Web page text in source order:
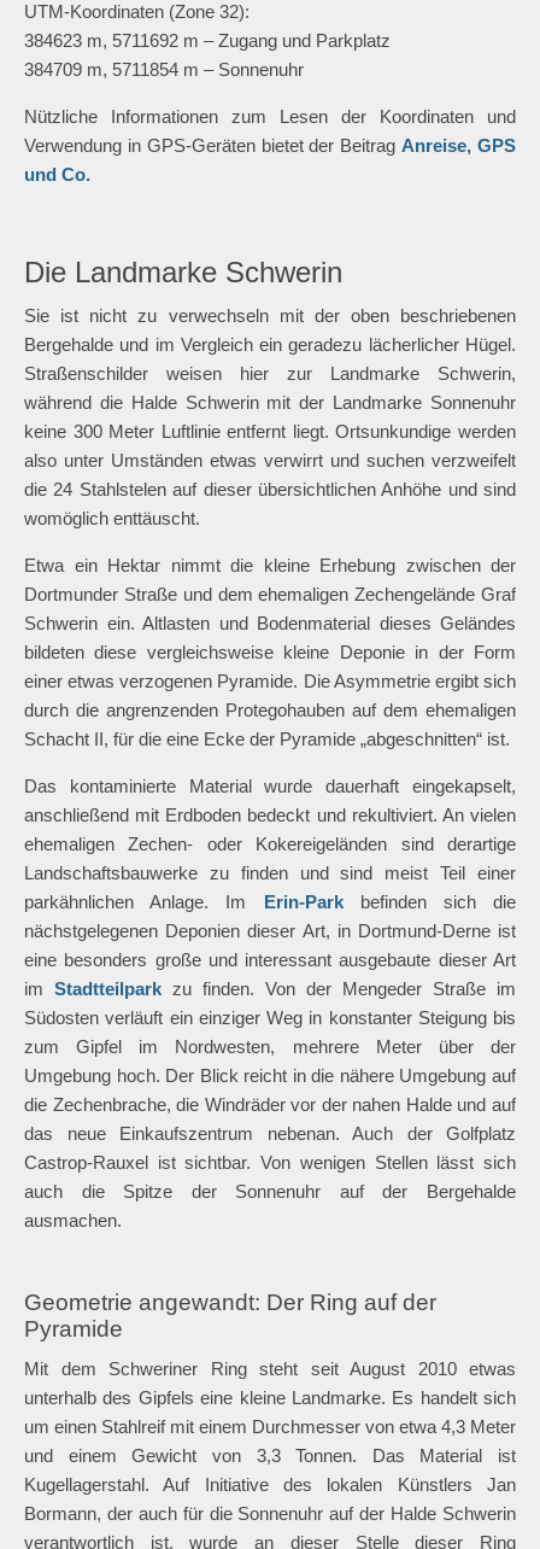
UTM-Koordinaten (Zone 32):
384623 m, 5711692 m – Zugang und Parkplatz
384709 m, 5711854 m – Sonnenuhr
Nützliche Informationen zum Lesen der Koordinaten und
Verwendung in GPS-Geräten bietet der BeitragAnreise, GPS
und Co.
Die Landmarke Schwerin
Sie ist nicht zu verwechseln mit der oben beschriebenen
Bergehalde und im Vergleich ein geradezu lächerlicher Hügel.
Straßenschilder weisen hier zur Landmarke Schwerin,
während die Halde Schwerin mit der Landmarke Sonnenuhr
keine 300 Meter Luftlinie entfernt liegt. Ortsunkundige werden
also unter Umständen etwas verwirrt und suchen verzweifelt
die 24 Stahlstelen auf dieser übersichtlichen Anhöhe und sind
womöglich enttäuscht.
Etwa ein Hektar nimmt die kleine Erhebung zwischen der
Dortmunder Straße und dem ehemaligen Zechengelände Graf
Schwerin ein. Altlasten und Bodenmaterial dieses Geländes
bildeten diese vergleichsweise kleine Deponie in der Form
einer etwas verzogenen Pyramide. Die Asymmetrie ergibt sich
durch die angrenzenden Protegohauben auf dem ehemaligen
Schacht II, für die eine Ecke der Pyramide „abgeschnitten“ ist.
Das kontaminierte Material wurde dauerhaft eingekapselt,
anschließend mit Erdboden bedeckt und rekultiviert. An vielen
ehemaligen Zechen- oder Kokereigeländen sind derartige
Landschaftsbauwerke zu finden und sind meist Teil einer
parkähnlichen Anlage. Im Erin-Parkbefinden sich die
nächstgelegenen Deponien dieser Art, in Dortmund-Derne ist
eine besonders große und interessant ausgebaute dieser Art
im Stadtteilpark zu finden. Von der Mengeder Straße im
Südosten verläuft ein einziger Weg in konstanter Steigung bis
zum Gipfel im Nordwesten, mehrere Meter über der
Umgebung hoch. Der Blick reicht in die nähere Umgebung auf
die Zechenbrache, die Windräder vor der nahen Halde und auf
das neue Einkaufszentrum nebenan. Auch der Golfplatz
Castrop-Rauxel ist sichtbar. Von wenigen Stellen lässt sich
auch die Spitze der Sonnenuhr auf der Bergehalde
ausmachen.
Geometrie angewandt: Der Ring auf der
Pyramide
Mit dem Schweriner Ring steht seit August 2010 etwas
unterhalb des Gipfels eine kleine Landmarke. Es handelt sich
um einen Stahlreif mit einem Durchmesser von etwa 4,3 Meter
und einem Gewicht von 3,3 Tonnen. Das Material ist
Kugellagerstahl. Auf Initiative des lokalen Künstlers Jan
Bormann, der auch für die Sonnenuhr auf der Halde Schwerin
verantwortlich ist, wurde an dieser Stelle dieser Ring